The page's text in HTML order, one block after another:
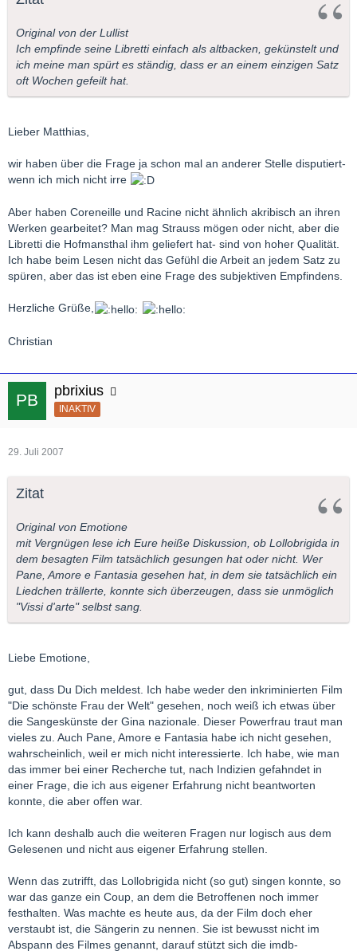
Original von der Lullist
Ich empfinde seine Libretti einfach als altbacken, gekünstelt und
ich meine man spürt es ständig, dass er an einem einzigen Satz
oft Wochen gefeilt hat.
Lieber Matthias,
wir haben über die Frage ja schon mal an anderer Stelle disputiert-
wenn ich mich nicht irre
Aber haben Coreneille und Racine nicht ähnlich akribisch an ihren
Werken gearbeitet? Man mag Strauss mögen oder nicht, aber die
Libretti die Hofmansthal ihm geliefert hat- sind von hoher Qualität.
Ich habe beim Lesen nicht das Gefühl die Arbeit an jedem Satz zu
spüren, aber das ist eben eine Frage des subjektiven Empfindens.
Herzliche Grüße,
Christian
pbrixius
INAKTIV
29. Juli 2007
Zitat
Original von Emotione
mit Vergnügen lese ich Eure heiße Diskussion, ob Lollobrigida in
dem besagten Film tatsächlich gesungen hat oder nicht. Wer
Pane, Amore e Fantasia gesehen hat, in dem sie tatsächlich ein
Liedchen trällerte, konnte sich überzeugen, dass sie unmöglich
"Vissi d'arte" selbst sang.
Liebe Emotione,
gut, dass Du Dich meldest. Ich habe weder den inkriminierten Film
"Die schönste Frau der Welt" gesehen, noch weiß ich etwas über
die Sangeskünste der Gina nazionale. Dieser Powerfrau traut man
vieles zu. Auch Pane, Amore e Fantasia habe ich nicht gesehen,
wahrscheinlich, weil er mich nicht interessierte. Ich habe, wie man
das immer bei einer Recherche tut, nach Indizien gefahndet in
einer Frage, die ich aus eigener Erfahrung nicht beantworten
konnte, die aber offen war.
Ich kann deshalb auch die weiteren Fragen nur logisch aus dem
Gelesenen und nicht aus eigener Erfahrung stellen.
Wenn das zutrifft, das Lollobrigida nicht (so gut) singen konnte, so
war das ganze ein Coup, an dem die Betroffenen noch immer
festhalten. Was machte es heute aus, da der Film doch eher
verstaubt ist, die Sängerin zu nennen. Sie ist bewusst nicht im
Abspann des Filmes genannt, darauf stützt sich die imdb-